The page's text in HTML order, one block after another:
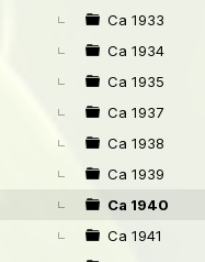
Ca 1933
Ca 1934
Ca 1935
Ca 1937
Ca 1938
Ca 1939
Ca 1940
Ca 1941